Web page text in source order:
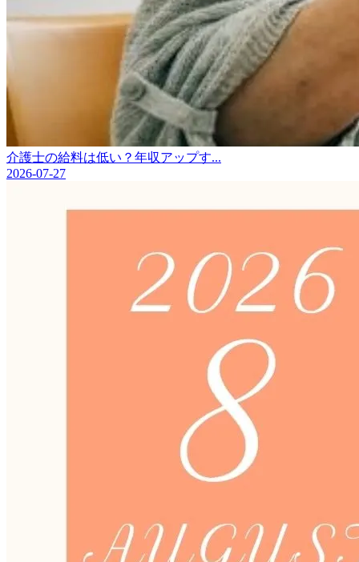
介護士の給料は低い？年収アップす...
2026-07-27